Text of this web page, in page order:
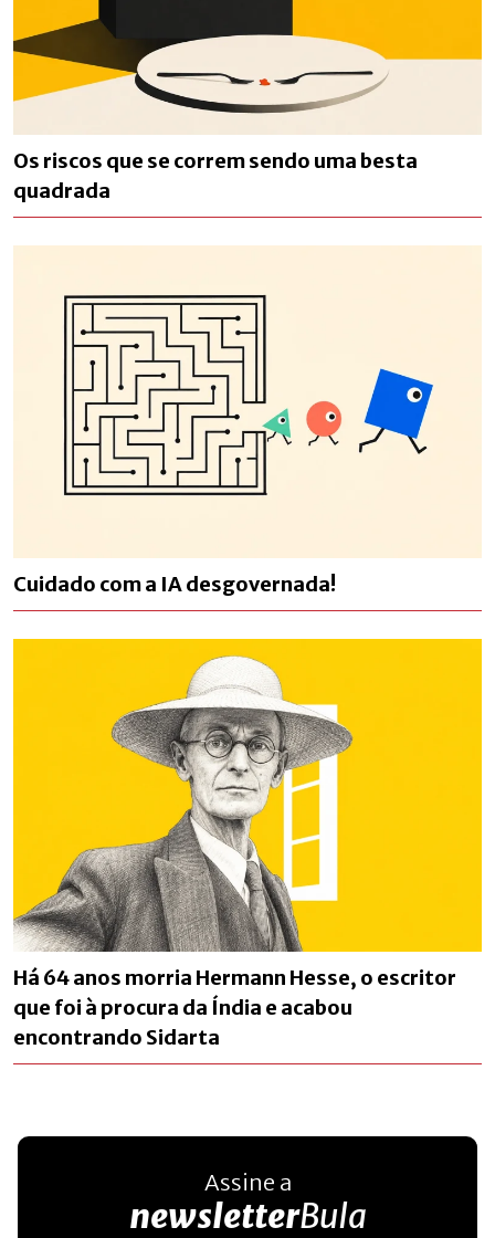
Os riscos que se correm sendo uma besta
quadrada
Cuidado com a IA desgovernada!
Há 64 anos morria Hermann Hesse, o escritor
que foi à procura da Índia e acabou
encontrando Sidarta
Assine a
newsletterBula